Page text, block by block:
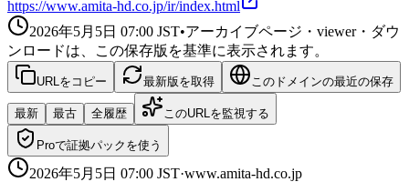
https://www.amita-hd.co.jp/ir/index.html
2026年5月5日 07:00 JST•アーカイブページ・viewer・ダウ
ンロードは、この保存版を基準に表示されます。
URLをコピー 最新版を取得 このドメインの最近の保存
最新 最古 全履歴 このURLを監視する
Proで証拠パックを使う
2026年5月5日 07:00 JST·www.amita-hd.co.jp